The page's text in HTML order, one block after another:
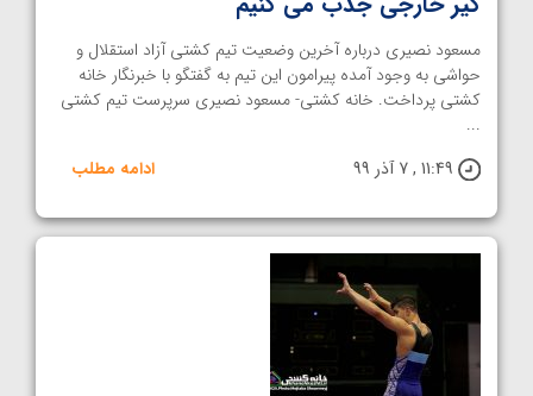
مسعود نصیری درباره آخرین وضعیت تیم کشتی آزاد استقلال و
حواشی به وجود آمده پیرامون این تیم به گفتگو با خبرنگار خانه
کشتی پرداخت. خانه کشتی- مسعود نصیری سرپرست تیم کشتی
...
11:49 , 7 آذر 99
ادامه مطلب